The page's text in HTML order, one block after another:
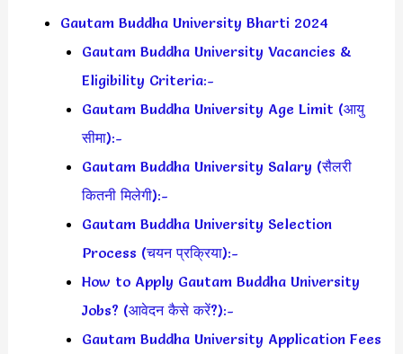
Gautam Buddha University Bharti 2024
Gautam Buddha University Vacancies &
Eligibility Criteria:-
Gautam Buddha University Age Limit (आयु
सीमा):-
Gautam Buddha University Salary (सैलरी
कितनी मिलेगी):-
Gautam Buddha University Selection
Process (चयन प्रक्रिया):-
How to Apply Gautam Buddha University
Jobs? (आवेदन कैसे करें?):-
Gautam Buddha University Application Fees